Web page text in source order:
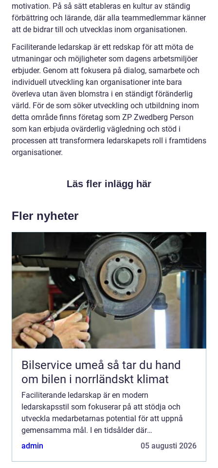
motivation. På så sätt etableras en kultur av ständig
förbättring och lärande, där alla teammedlemmar känner
att de bidrar till och utvecklas inom organisationen.
Faciliterande ledarskap är ett redskap för att möta de
utmaningar och möjligheter som dagens arbetsmiljöer
erbjuder. Genom att fokusera på dialog, samarbete och
individuell utveckling kan organisationer inte bara
överleva utan även blomstra i en ständigt föränderlig
värld. För de som söker utveckling och utbildning inom
detta område finns företag som ZP Zwedberg Person
som kan erbjuda ovärderlig vägledning och stöd i
processen att transformera ledarskapets roll i framtidens
organisationer.
Läs fler inlägg här
Fler nyheter
Bilservice umeå så tar du hand
om bilen i norrländskt klimat
Faciliterande ledarskap är en modern
ledarskapsstil som fokuserar på att stödja och
utveckla medarbetarnas potential för att uppnå
gemensamma mål. I en tidsålder där
förändringstakten är h&ou...
admin 05 augusti 2026